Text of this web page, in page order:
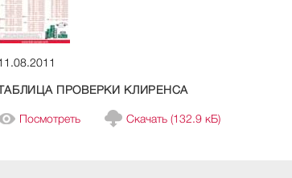
ПРОВЕРКИ КЛИРЕНСА
Посмотреть Скачать (132.9 кБ)